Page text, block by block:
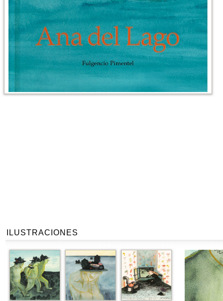
ILUSTRACIONES